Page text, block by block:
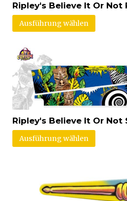
Ripley's Believe It Or Not
Ausführung wählen
Ripley's Believe It Or Not
Ausführung wählen